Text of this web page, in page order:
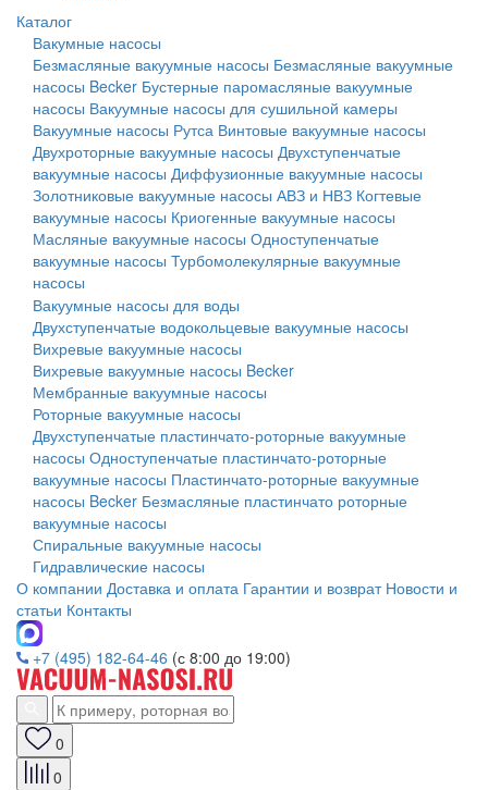
Каталог
Вакумные насосы
Безмасляные вакуумные насосы Безмасляные вакуумные
насосы Becker Бустерные паромасляные вакуумные
насосы Вакуумные насосы для сушильной камеры
Вакуумные насосы Рутса Винтовые вакуумные насосы
Двухроторные вакуумные насосы Двухступенчатые
вакуумные насосы Диффузионные вакуумные насосы
Золотниковые вакуумные насосы АВЗ и НВЗ Когтевые
вакуумные насосы Криогенные вакуумные насосы
Масляные вакуумные насосы Одноступенчатые
вакуумные насосы Турбомолекулярные вакуумные
насосы
Вакуумные насосы для воды
Двухступенчатые водокольцевые вакуумные насосы
Вихревые вакуумные насосы
Вихревые вакуумные насосы Becker
Мембранные вакуумные насосы
Роторные вакуумные насосы
Двухступенчатые пластинчато-роторные вакуумные
насосы Одноступенчатые пластинчато-роторные
вакуумные насосы Пластинчато-роторные вакуумные
насосы Becker Безмасляные пластинчато роторные
вакуумные насосы
Спиральные вакуумные насосы
Гидравлические насосы
О компании Доставка и оплата Гарантии и возврат Новости и
статьи Контакты
+7 (495) 182-64-46 (с 8:00 до 19:00)
0
0